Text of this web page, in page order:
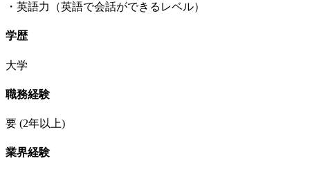
・英語力（英語で会話ができるレベル）
学歴
大学
職務経験
要 (2年以上)
業界経験